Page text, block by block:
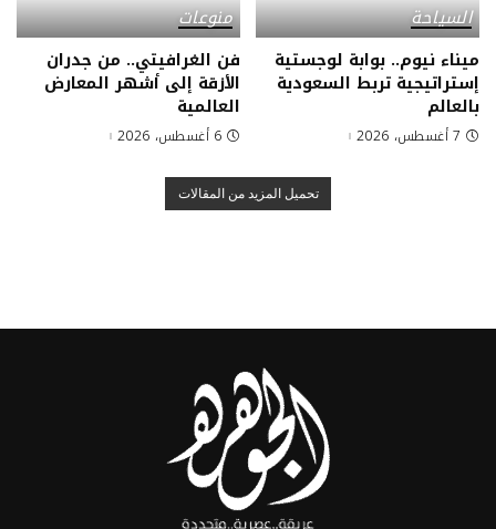
السياحة
ميناء نيوم.. بوابة لوجستية
إستراتيجية تربط السعودية
بالعالم
7 أغسطس، 2026
منوعات
فن الغرافيتي.. من جدران
الأزقة إلى أشهر المعارض
العالمية
6 أغسطس، 2026
تحميل المزيد من المقالات